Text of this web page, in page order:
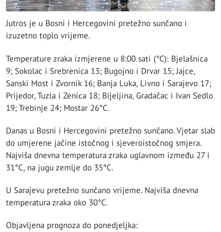
Jutros je u Bosni i Hercegovini pretežno sunčano i
izuzetno toplo vrijeme.
Temperature zraka izmjerene u 8:00 sati (°C): Bjelašnica
9; Sokolac i Srebrenica 13; Bugojno i Drvar 15; Jajce,
Sanski Most i Zvornik 16; Banja Luka, Livno i Sarajevo 17;
Prijedor, Tuzla i Zenica 18; Bijeljina, Gradačac i Ivan Sedlo
19; Trebinje 24; Mostar 26°C.
Danas u Bosni i Hercegovini pretežno sunčano. Vjetar slab
do umjerene jačine istočnog i sjeveroistočnog smjera.
Najviša dnevna temperatura zraka uglavnom između 27 i
31°C, na jugu zemlje do 35°C.
U Sarajevu pretežno sunčano vrijeme. Najviša dnevna
temperatura zraka oko 30°C.
Objavljena prognoza do ponedjeljka: